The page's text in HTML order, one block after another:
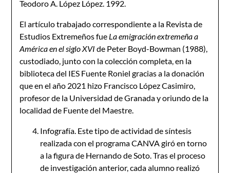
Teodoro A. López López. 1992.
El artículo trabajado correspondiente a la Revista de
Estudios Extremeños fue La emigración extremeña a
América en el siglo XVI de Peter Boyd-Bowman (1988),
custodiado, junto con la colección completa, en la
biblioteca del IES Fuente Roniel gracias a la donación
que en el año 2021 hizo Francisco López Casimiro,
profesor de la Universidad de Granada y oriundo de la
localidad de Fuente del Maestre.
Infografía. Este tipo de actividad de síntesis
realizada con el programa CANVA giró en torno
a la figura de Hernando de Soto. Tras el proceso
de investigación anterior, cada alumno realizó